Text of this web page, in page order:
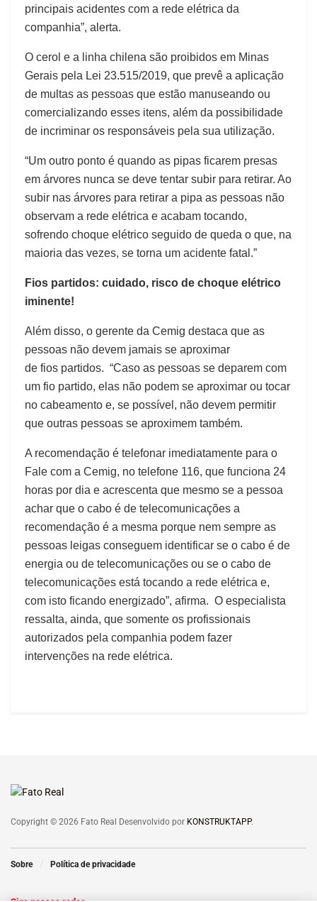
principais acidentes com a rede elétrica da
companhia”, alerta.
O cerol e a linha chilena são proibidos em Minas
Gerais pela Lei 23.515/2019, que prevê a aplicação
de multas as pessoas que estão manuseando ou
comercializando esses itens, além da possibilidade
de incriminar os responsáveis pela sua utilização.
“Um outro ponto é quando as pipas ficarem presas
em árvores nunca se deve tentar subir para retirar. Ao
subir nas árvores para retirar a pipa as pessoas não
observam a rede elétrica e acabam tocando,
sofrendo choque elétrico seguido de queda o que, na
maioria das vezes, se torna um acidente fatal.”
Fios partidos: cuidado, risco de choque elétrico
iminente!
Além disso, o gerente da Cemig destaca que as
pessoas não devem jamais se aproximar
de fios partidos. “Caso as pessoas se deparem com
um fio partido, elas não podem se aproximar ou tocar
no cabeamento e, se possível, não devem permitir
que outras pessoas se aproximem também.
A recomendação é telefonar imediatamente para o
Fale com a Cemig, no telefone 116, que funciona 24
horas por dia e acrescenta que mesmo se a pessoa
achar que o cabo é de telecomunicações a
recomendação é a mesma porque nem sempre as
pessoas leigas conseguem identificar se o cabo é de
energia ou de telecomunicações ou se o cabo de
telecomunicações está tocando a rede elétrica e,
com isto ficando energizado”, afirma. O especialista
ressalta, ainda, que somente os profissionais
autorizados pela companhia podem fazer
intervenções na rede elétrica.
Copyright © 2026 Fato Real Desenvolvido por KONSTRUKTAPP.
Sobre Política de privacidade